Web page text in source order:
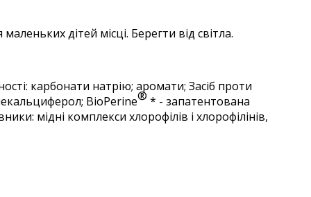
дітей місці. Берегти від світла.
карбонати натрію; аромати; Засіб проти
BioPerine® * - запатентована
мідні комплекси хлорофілів і хлорофілінів,